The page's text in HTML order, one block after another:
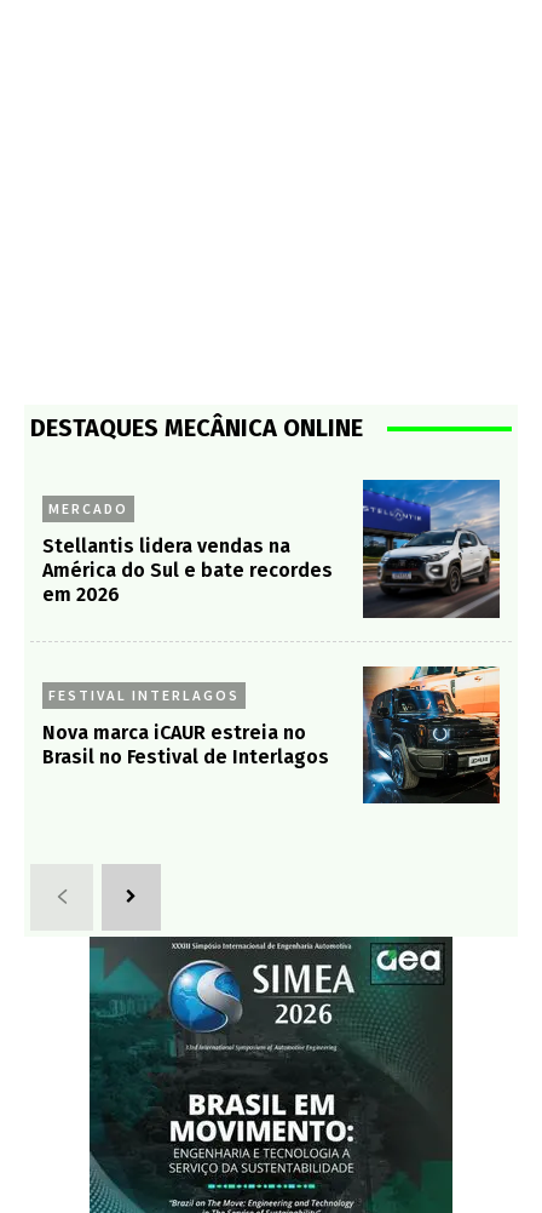
DESTAQUES MECÂNICA ONLINE
MERCADO
Stellantis lidera vendas na
América do Sul e bate recordes
em 2026
FESTIVAL INTERLAGOS
Nova marca iCAUR estreia no
Brasil no Festival de Interlagos